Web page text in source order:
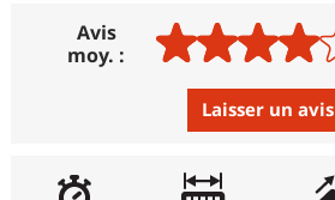
Avis
moy. :
Laisser un avis